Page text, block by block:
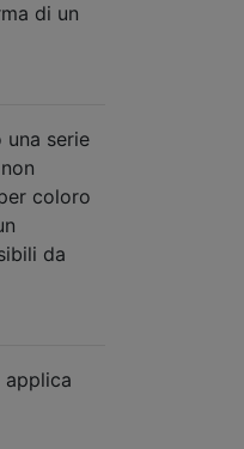
di un
una serie
coloro
da
applica